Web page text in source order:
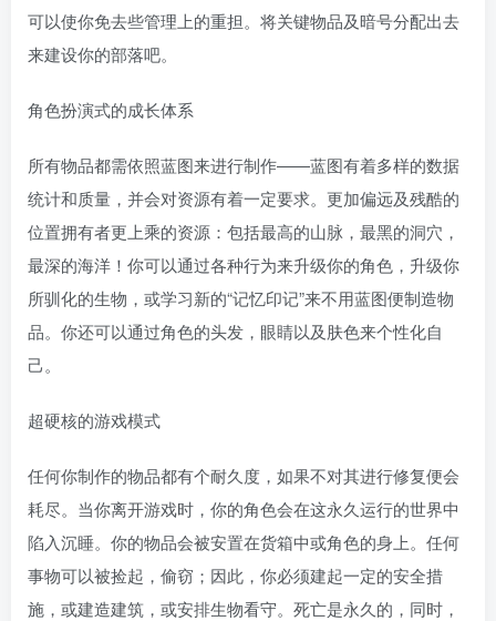
可以使你免去些管理上的重担。将关键物品及暗号分配出去
来建设你的部落吧。
角色扮演式的成长体系
所有物品都需依照蓝图来进行制作――蓝图有着多样的数据
统计和质量，并会对资源有着一定要求。更加偏远及残酷的
位置拥有者更上乘的资源：包括最高的山脉，最黑的洞穴，
最深的海洋！你可以通过各种行为来升级你的角色，升级你
所驯化的生物，或学习新的“记忆印记”来不用蓝图便制造物
品。你还可以通过角色的头发，眼睛以及肤色来个性化自
己。
超硬核的游戏模式
任何你制作的物品都有个耐久度，如果不对其进行修复便会
耗尽。当你离开游戏时，你的角色会在这永久运行的世界中
陷入沉睡。你的物品会被安置在货箱中或角色的身上。任何
事物可以被捡起，偷窃；因此，你必须建起一定的安全措
施，或建造建筑，或安排生物看守。死亡是永久的，同时，